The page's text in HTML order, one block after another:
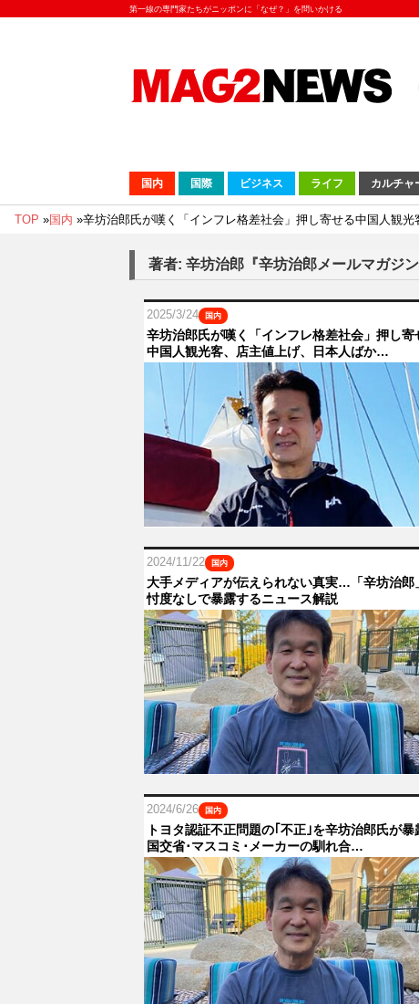
第一線の専門家たちがニッポンに「なぜ？」を問いかける
国内 国際 ビジネス ライフ カルチャ
TOP »国内 »辛坊治郎氏が嘆く「インフレ格差社会」押し寄せる中国人観
著者: 辛坊治郎『辛坊治郎メールマガジ
2025/3/24 国内
辛坊治郎氏が嘆く「インフレ格差社会」押し寄
中国人観光客、店主値上げ、日本人ばか…
2024/11/22 国内
大手メディアが伝えられない真実…「辛坊治郎
忖度なしで暴露するニュース解説
2024/6/26 国内
トヨタ認証不正問題の｢不正｣を辛坊治郎氏が暴
国交省･マスコミ･メーカーの馴れ合…